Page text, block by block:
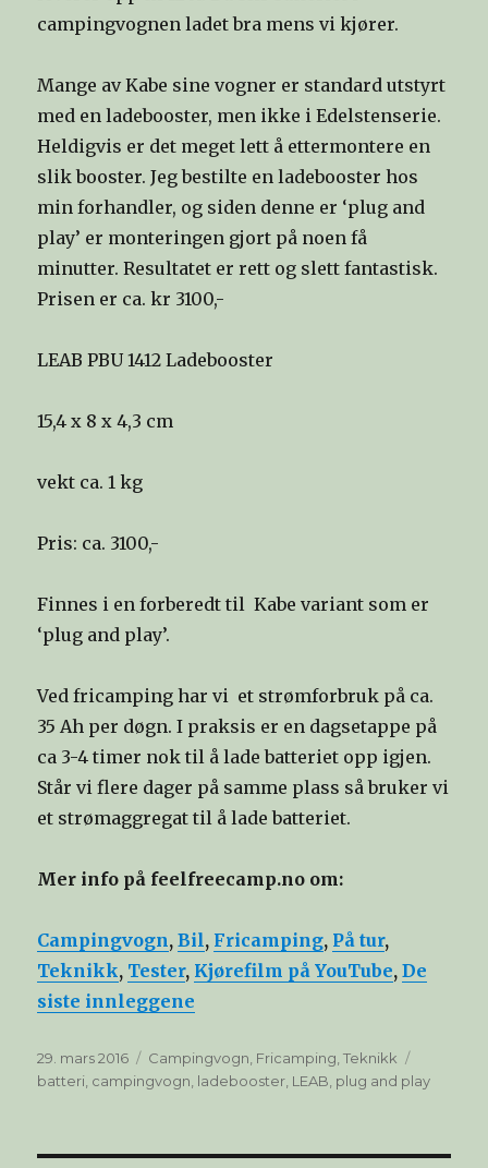
campingvognen ladet bra mens vi kjører.
Mange av Kabe sine vogner er standard utstyrt
med en ladebooster, men ikke i Edelstenserie.
Heldigvis er det meget lett å ettermontere en
slik booster. Jeg bestilte en ladebooster hos
min forhandler, og siden denne er ‘plug and
play’ er monteringen gjort på noen få
minutter. Resultatet er rett og slett fantastisk.
Prisen er ca. kr 3100,-
LEAB PBU 1412 Ladebooster
15,4 x 8 x 4,3 cm
vekt ca. 1 kg
Pris: ca. 3100,-
Finnes i en forberedt til Kabe variant som er
‘plug and play’.
Ved fricamping har vi et strømforbruk på ca.
35 Ah per døgn. I praksis er en dagsetappe på
ca 3-4 timer nok til å lade batteriet opp igjen.
Står vi flere dager på samme plass så bruker vi
et strømaggregat til å lade batteriet.
Mer info på feelfreecamp.no om:
Campingvogn,Bil, Fricamping, På tur,
Teknikk, Tester, Kjørefilm på YouTube,De
siste innleggene
Publisert
29. mars 2016 Kategorier
Campingvogn Fricamping ,Teknikk
batteri campingvogn ladebooster LEAB plug and play